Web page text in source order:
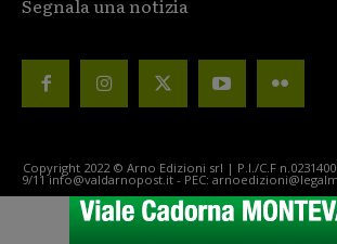
Segnala una notizia
Copyright 2022 © Arno Edizioni srl | P.I./C.F
9/11 info@valdarnopost.it - PEC: